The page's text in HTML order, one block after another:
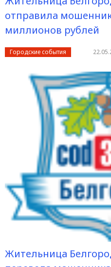
отправила
миллионов рублей
Городские события
Жительница